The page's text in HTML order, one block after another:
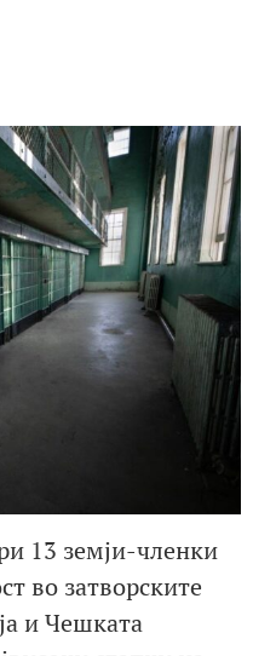
13 земји-членки
во затворските
и Чешката